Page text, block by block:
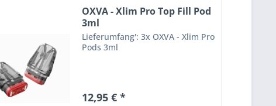
OXVA - Xlim Pro Top Fill Pod
3ml
Lieferumfang': 3x OXVA - Xlim Pro
Pods 3ml
12,95 € *